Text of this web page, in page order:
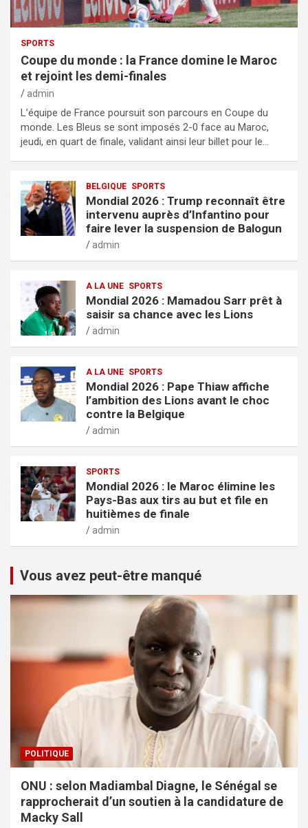
SPORTS
Coupe du monde : la France domine le Maroc
et rejoint les demi-finales
admin
L’équipe de France poursuit son parcours en Coupe du
monde. Les Bleus se sont imposés 2-0 face au Maroc,
jeudi, en quart de finale, validant ainsi leur billet pour le…
BELGIQUE SPORTS
Mondial 2026 : Trump reconnaît être
intervenu auprès d’Infantino pour
faire lever la suspension de Balogun
admin
A LA UNE SPORTS
Mondial 2026 : Mamadou Sarr prêt à
saisir sa chance avec les Lions
admin
A LA UNE SPORTS
Mondial 2026 : Pape Thiaw affiche
l’ambition des Lions avant le choc
contre la Belgique
admin
SPORTS
Mondial 2026 : le Maroc élimine les
Pays-Bas aux tirs au but et file en
huitièmes de finale
admin
Vous avez peut-être manqué
POLITIQUE
ONU : selon Madiambal Diagne, le Sénégal se
rapprocherait d’un soutien à la candidature de
Macky Sall